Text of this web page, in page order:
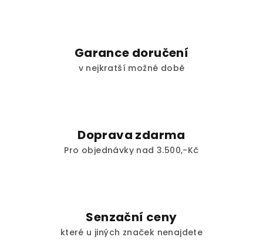
Garance doručení
v nejkratší možné době
Doprava zdarma
Pro objednávky nad 3.500,-Kč
Senzační ceny
které u jiných značek nenajdete